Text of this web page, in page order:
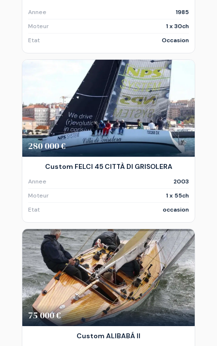
Annee
1985
Moteur
1 x 30ch
Etat
Occasion
280 000 €
Custom FELCI 45 CITTÀ DI GRISOLERA
Annee
2003
Moteur
1 x 55ch
Etat
occasion
75 000 €
Custom ALIBABÁ II